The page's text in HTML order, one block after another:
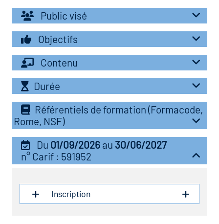
les métiers
clés métiers et
lieu d'information ou
des métiers en
des transitions
de l'Economie
Solidaire (ESS)
du secteur sanitaire
emploi-formation
Public visé
Objectifs
Contenu
Durée
Référentiels de formation (Formacode,
Rome, NSF)
Du 01/09/2026 au 30/06/2027
n° Carif : 591952
Inscription